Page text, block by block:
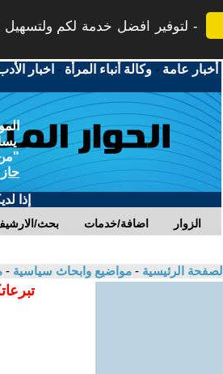
لتوفير افضل خدمة لكم ولتسهيل
أخبار عامة -وكالة أنباء المرأة - اخبار
إذا
بحث/ اضافة/خدمات الزوار
الصفحة الرئيسية - مواضيع وابحاث سياسية -